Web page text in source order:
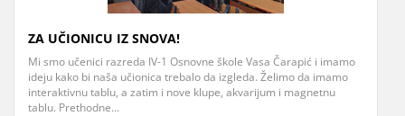
ZA UČIONICU IZ SNOVA!
Mi smo učenici razreda IV-1 Osnovne škole Vasa Čarapić i imamo
ideju kako bi naša učionica trebalo da izgleda. Želimo da imamo
interaktivnu tablu, a zatim i nove klupe, akvarijum i magnetnu
tablu. Prethodne...